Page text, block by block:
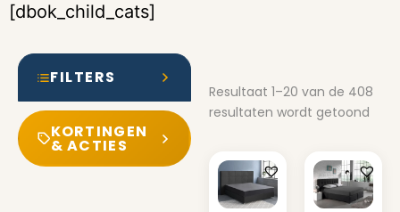
[dbok_child_cats]
FILTERS
KORTINGEN
& ACTIES
Resultaat 1–20 van de 408
resultaten wordt getoond